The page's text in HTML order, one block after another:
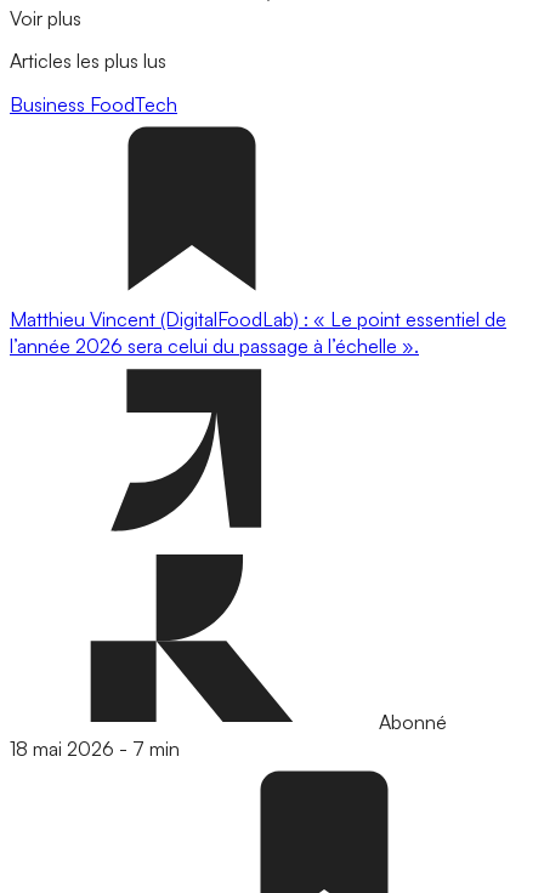
Voir plus
Articles les plus lus
Business FoodTech
Matthieu Vincent (DigitalFoodLab) : « Le point essentiel de
l’année 2026 sera celui du passage à l’échelle ».
Abonné
18 mai 2026 - 7 min